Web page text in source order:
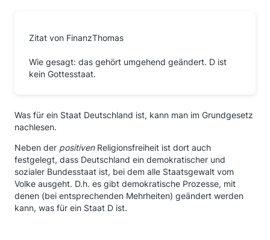
Zitat von FinanzThomas
Wie gesagt: das gehört umgehend geändert. D ist
kein Gottesstaat.
Was für ein Staat Deutschland ist, kann man im Grundgesetz
nachlesen.
Neben der positivenReligionsfreiheit ist dort auch
festgelegt, dass Deutschland ein demokratischer und
sozialer Bundesstaat ist, bei dem alle Staatsgewalt vom
Volke ausgeht. D.h. es gibt demokratische Prozesse, mit
denen (bei entsprechenden Mehrheiten) geändert werden
kann, was für ein Staat D ist.